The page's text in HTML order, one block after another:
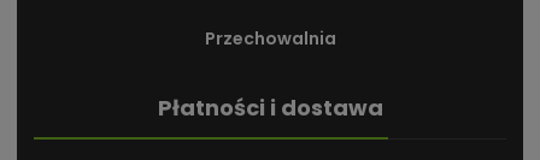
Przechowalnia
Płatności i dostawa